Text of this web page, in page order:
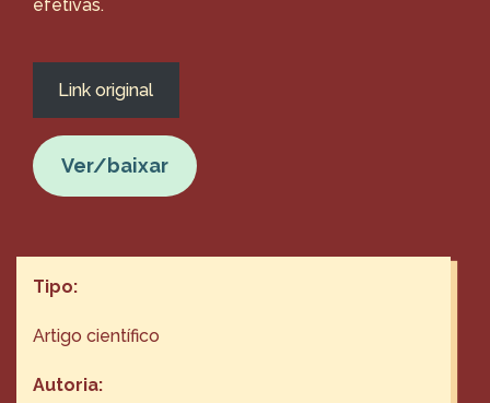
efetivas.
Link original
Ver/baixar
Tipo:
Artigo científico
Autoria: